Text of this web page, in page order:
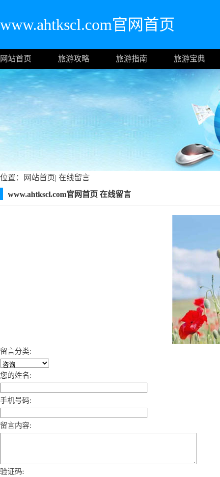
www.ahtkscl.com官网首页
网站首页 旅游攻略 旅游指南 旅游宝典
位置： 网站首页| 在线留言
www.ahtkscl.com官网首页 在线留言
留言分类:
您的姓名:
手机号码:
留言内容:
验证码: